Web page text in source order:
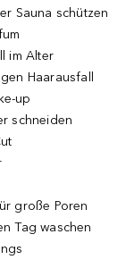
Sauna schützen
im Alter
Haarausfall
up
schneiden
große Poren
Tag waschen